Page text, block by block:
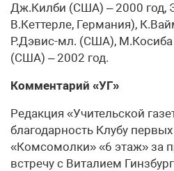
Дж.Килби (США) – 2000 год,
В.Кеттерле, Германия),
Р.Дэвис-мл. (США),
(США) – 2002 год.
Комментарий «УГ»
Редакция «Учительской
благодарность Клубу
«Комсомолки» «6 этаж» за
встречу с Виталием